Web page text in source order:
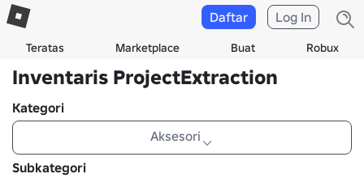
Teratas Marketplace Buat Robux
Daftar Log In
Inventaris ProjectExtraction
Kategori
Aksesori
Subkategori